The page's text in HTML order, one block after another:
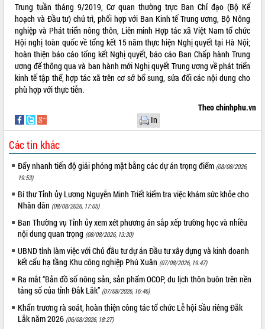
Trailer Lễ hội Sầu riêng Đắk Lắk năm
Khám bệnh, cấp phát thuốc miễn phí
và tặng quà người dân xã Cư Pui
Hội nghị UBND tỉnh Đắk Lắk thường kỳ
tháng 7/2026
Lễ truy tặng danh hiệu “Bà Mẹ Việt
Lao động
UBND tỉnh Đắk Lắk triển khai nhiệm
vụ 6 tháng cuối năm 2026
Kỳ họp thứ Hai, Hội đồng nhân dân
tỉnh khóa XI quyết nghị nhiều nội dung
quan trọng
Bí thư Tỉnh ủy Lương Nguyễn Minh
Triết thăm, tặng quà người có công với
cách mạng
Rà soát, hoàn thiện hệ thống thiết chế
ALBUM ẢNH
LIÊN KẾT WEB
Trung tuần tháng 9/2019, Cơ quan thường trực Ban Chỉ đạo (Bộ Kế
hoạch và Đầu tư) chủ trì, phối hợp với Ban Kinh tế Trung ương, Bộ Nông
nghiệp và Phát triển nông thôn, Liên minh Hợp tác xã Việt Nam tổ chức
Hội nghị toàn quốc về tổng kết 15 năm thực hiện Nghị quyết tại Hà Nội;
hoàn thiện báo cáo tổng kết Nghị quyết, báo cáo Ban Chấp hành Trung
ương để thông qua và ban hành mới Nghị quyết Trung ương về phát triển
kinh tế tập thể, hợp tác xã trên cơ sở bổ sung, sửa đổi các nội dung cho
phù hợp với thực tiễn.
Theo chinhphu.vn
In
Các tin khác
Đẩy nhanh tiến độ giải phóng mặt bằng các dự án trọng điểm (08/08/2026,
19:53)
Bí thư Tỉnh ủy Lương Nguyễn Minh Triết kiểm tra việc khám sức khỏe cho
Nhân dân (08/08/2026, 17:05)
Ban Thường vụ Tỉnh ủy xem xét phương án sắp xếp trường học và nhiều
nội dung quan trọng (08/08/2026, 13:30)
UBND tỉnh làm việc với Chủ đầu tư dự án Đầu tư xây dựng và kinh doanh
kết cấu hạ tầng Khu công nghiệp Phú Xuân (07/08/2026, 19:47)
Ra mắt “Bản đồ số nông sản, sản phẩm OCOP, du lịch thôn buôn trên nền
tảng số của tỉnh Đắk Lắk” (07/08/2026, 16:46)
Khẩn trương rà soát, hoàn thiện công tác tổ chức Lễ hội Sầu riêng Đắk
Lắk năm 2026 (06/08/2026, 18:27)